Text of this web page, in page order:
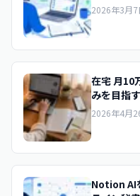
2026年3月7
在宅 月10
みを目指
2026年4月
Notion AI